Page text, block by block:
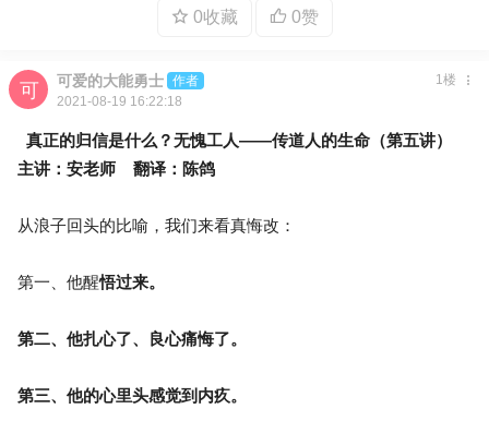
0收藏 0赞
可爱的大能勇士 作者
2021-08-19 16:22:18
1楼
真正的归信是什么？无愧工人——传道人的生命（第五讲）
主讲：安老师 翻译：陈鸽
从浪子回头的比喻，我们来看真悔改：
第一、他醒悟过来。
第二、他扎心了、良心痛悔了。
第三、他的心里头感觉到内疚。